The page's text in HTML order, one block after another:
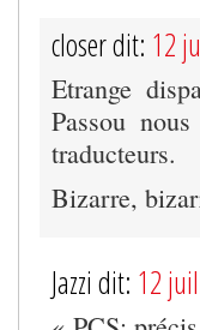
closer dit: 12
Etrange
Passou
traducteurs.
Bizarre,
Jazzi dit: 12